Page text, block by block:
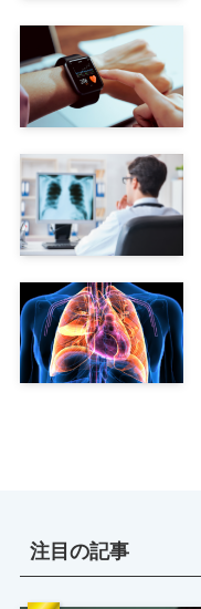
注目の記事